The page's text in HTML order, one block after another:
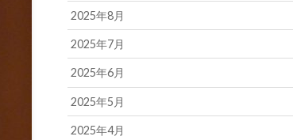
2025年8月
2025年7月
2025年6月
2025年5月
2025年4月